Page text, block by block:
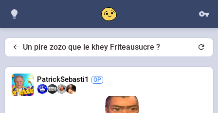
Un pire zozo que le khey Friteausucre ?
PatrickSebasti1